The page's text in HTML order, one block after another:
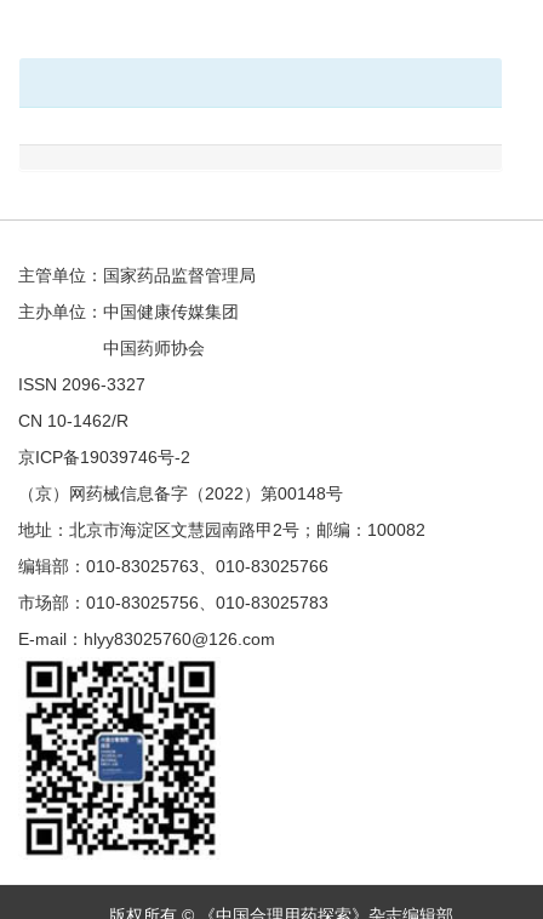
主管单位：国家药品监督管理局
主办单位：中国健康传媒集团
中国药师协会
ISSN 2096-3327
CN 10-1462/R
京ICP备19039746号-2
（京）网药械信息备字（2022）第00148号
地址：北京市海淀区文慧园南路甲2号；邮编：100082
编辑部：010-83025763、010-83025766
市场部：010-83025756、010-83025783
E-mail：hlyy83025760@126.com